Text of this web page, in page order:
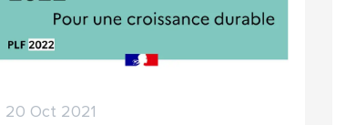
20 Oct 2021